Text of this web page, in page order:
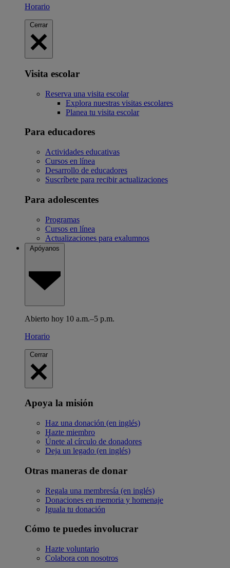
Horario
Cerrar
Visita escolar
Reserva una visita escolar
Explora nuestras visitas escolares
Planea tu visita escolar
Para educadores
Actividades educativas
Cursos en línea
Desarrollo de educadores
Suscríbete para recibir actualizaciones
Para adolescentes
Programas
Cursos en línea
Actualizaciones para exalumnos
Apóyanos
Abierto hoy 10 a.m.–5 p.m.
Horario
Cerrar
Apoya la misión
Haz una donación (en inglés)
Hazte miembro
Únete al círculo de donadores
Deja un legado (en inglés)
Otras maneras de donar
Regala una membresía (en inglés)
Donaciones en memoria y homenaje
Iguala tu donación
Cómo te puedes involucrar
Hazte voluntario
Colabora con nosotros